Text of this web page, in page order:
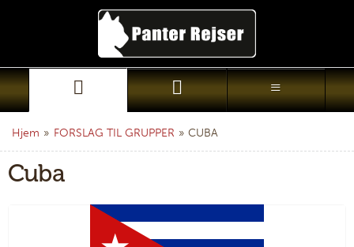
Hjem » FORSLAG TIL GRUPPER » CUBA
Cuba